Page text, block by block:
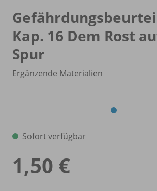
Kap. 16 Dem Rost
Spur
Ergänzende Materialien
Sofort verfügbar
1,50 €